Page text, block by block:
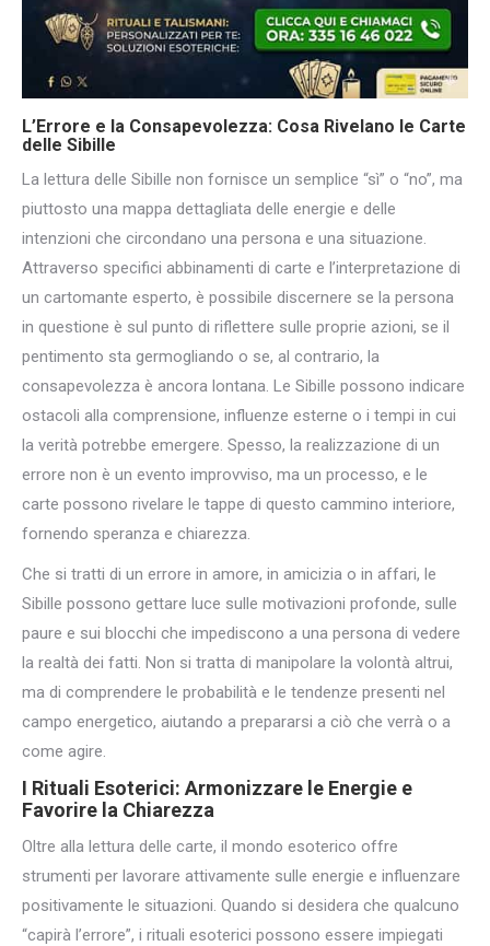
L’Errore e la Consapevolezza: Cosa Rivelano le Carte
delle Sibille
La lettura delle Sibille non fornisce un semplice “sì” o “no”, ma
piuttosto una mappa dettagliata delle energie e delle
intenzioni che circondano una persona e una situazione.
Attraverso specifici abbinamenti di carte e l’interpretazione di
un cartomante esperto, è possibile discernere se la persona
in questione è sul punto di riflettere sulle proprie azioni, se il
pentimento sta germogliando o se, al contrario, la
consapevolezza è ancora lontana. Le Sibille possono indicare
ostacoli alla comprensione, influenze esterne o i tempi in cui
la verità potrebbe emergere. Spesso, la realizzazione di un
errore non è un evento improvviso, ma un processo, e le
carte possono rivelare le tappe di questo cammino interiore,
fornendo speranza e chiarezza.
Che si tratti di un errore in amore, in amicizia o in affari, le
Sibille possono gettare luce sulle motivazioni profonde, sulle
paure e sui blocchi che impediscono a una persona di vedere
la realtà dei fatti. Non si tratta di manipolare la volontà altrui,
ma di comprendere le probabilità e le tendenze presenti nel
campo energetico, aiutando a prepararsi a ciò che verrà o a
come agire.
I Rituali Esoterici: Armonizzare le Energie e
Favorire la Chiarezza
Oltre alla lettura delle carte, il mondo esoterico offre
strumenti per lavorare attivamente sulle energie e influenzare
positivamente le situazioni. Quando si desidera che qualcuno
“capirà l’errore”, i rituali esoterici possono essere impiegati